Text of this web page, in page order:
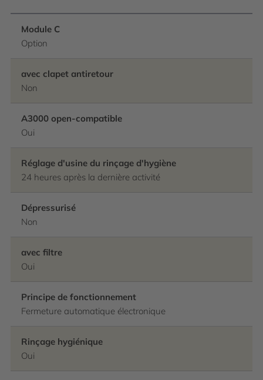
Module C
Option
avec clapet antiretour
Non
A3000 open-compatible
Oui
Réglage d'usine du rinçage d'hygiène
24 heures après la dernière activité
Dépressurisé
Non
avec filtre
Oui
Principe de fonctionnement
Fermeture automatique électronique
Rinçage hygiénique
Oui